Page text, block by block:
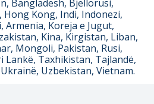
Bangladesh, Bjellorusi,
Hong Kong, Indi, Indonezi,
Armenia, Koreja e Jugut,
Kina, Kirgistan, Liban,
Mongoli, Pakistan, Rusi,
Lankë, Taxhikistan, Tajlandë,
Uzbekistan, Vietnam.